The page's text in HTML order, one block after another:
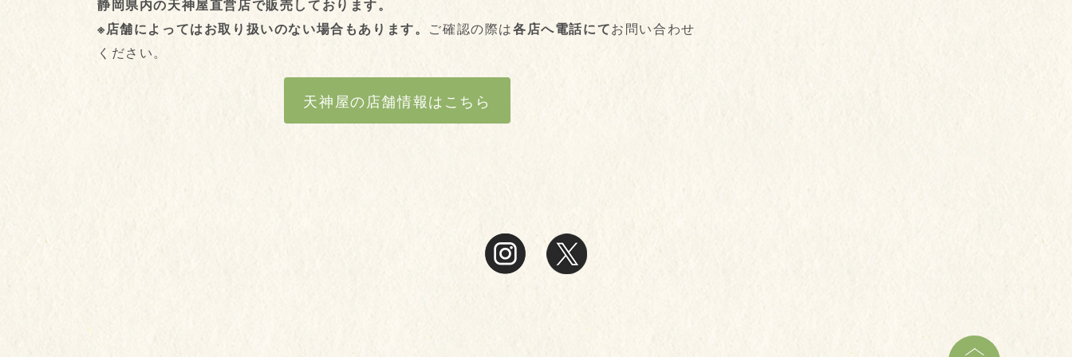
静岡県内の天神屋直営店で販売しております。
※店舗によってはお取り扱いのない場合もあります。 ご確認の際は各店へ電話にてお問い合わせ
ください。
天神屋の店舗情報はこちら